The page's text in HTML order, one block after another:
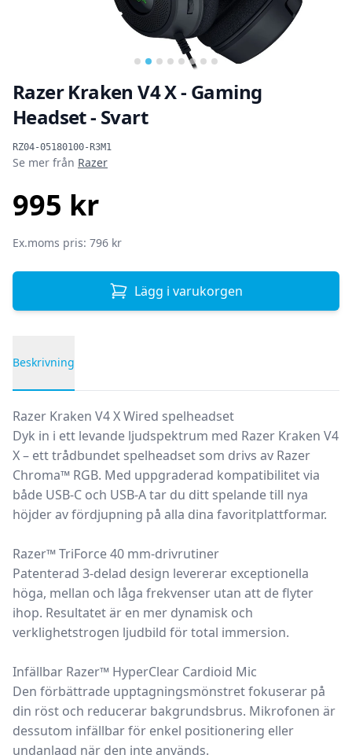
Razer Kraken V4 X - Gaming
Headset - Svart
RZ04-05180100-R3M1
Produktinformation
Se mer från Razer
995 kr
Ex.moms pris: 796 kr
Lägg i varukorgen
Beskrivning
Razer Kraken V4 X Wired spelheadset
Dyk in i ett levande ljudspektrum med Razer Kraken V4
X – ett trådbundet spelheadset som drivs av Razer
Chroma™ RGB. Med uppgraderad kompatibilitet via
både USB-C och USB-A tar du ditt spelande till nya
höjder av fördjupning på alla dina favoritplattformar.
Razer™ TriForce 40 mm-drivrutiner
Patenterad 3-delad design levererar exceptionella
höga, mellan och låga frekvenser utan att de flyter
ihop. Resultatet är en mer dynamisk och
verklighetstrogen ljudbild för total immersion.
Infällbar Razer™ HyperClear Cardioid Mic
Den förbättrade upptagningsmönstret fokuserar på
din röst och reducerar bakgrundsbrus. Mikrofonen är
dessutom infällbar för enkel positionering eller
undanlagd när den inte används.